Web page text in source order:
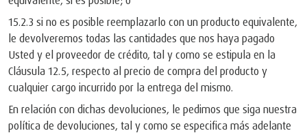
15.2.3 si no es posible reemplazarlo con un producto equivalente,
le devolveremos todas las cantidades que nos haya pagado
Usted y el proveedor de crédito, tal y como se estipula en la
Cláusula 12.5, respecto al precio de compra del producto y
cualquier cargo incurrido por la entrega del mismo.
En relación con dichas devoluciones, le pedimos que siga nuestra
política de devoluciones, tal y como se especifica más adelante